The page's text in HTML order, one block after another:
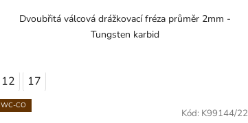
Dvoubřitá válcová drážkovací fréza průměr 2mm -
Tungsten karbid
12 17
WC-CO
Kód: K99144/22